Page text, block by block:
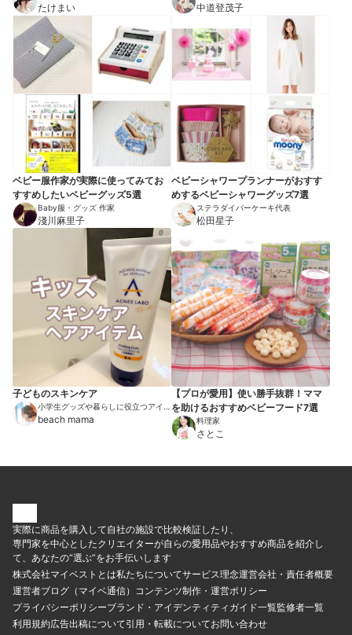
たけまい 中道登茂子
ベビー服作家が実際に使ってみてお
すすめしたいベビーグッズ5選
Baby服・グッズ 作家
淺川麻里子
ベビーシャワープランナーがおすす
めするベビーシャワーグッズ7選
ステラダイパーケーキ代表
松田星子
子どものスキンケア
小学生グッズや暮らしに役立つアイテ
ムを紹介
beach mama
【プロが愛用】使い勝手抜群！ママ
を助けるおすすめベビーフード7選
料理家
さとこ
実際に商品を購入して自社の施設で比較検証したり、
専門家を中心としたクリエイターが自らの愛用品やおすすめ商品を紹介し
て、あなたの“選ぶ”をお手伝いします
株式会社マイベストとは私たちについてサービス理念運営会社・責任者概要
運営者ブログ（マイベ通信） コンテンツ制作・運営ポリシー
プライバシーポリシーブランド・アイデンティティ ガイド一覧監修者一覧
利用規約広告出稿について引用・転載についてお問い合わせ